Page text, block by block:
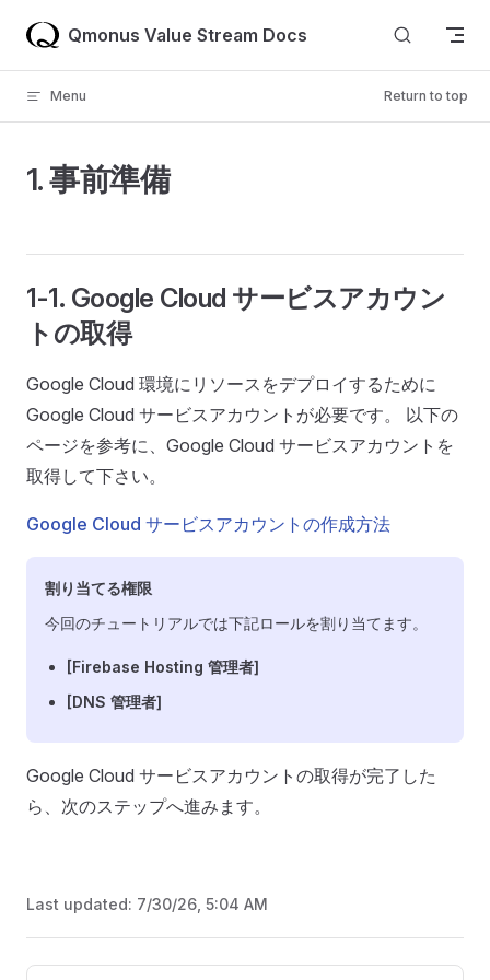
Skip to content
Qmonus Value Stream Docs
Menu Return to top
1. 事前準備
1-1. Google Cloud サービスアカウン
トの取得
Google Cloud 環境にリソースをデプロイするために
Google Cloud サービスアカウントが必要です。 以下の
ページを参考に、Google Cloud サービスアカウントを
取得して下さい。
Google Cloud サービスアカウントの作成方法
割り当てる権限
今回のチュートリアルでは下記ロールを割り当てます。
[Firebase Hosting 管理者]
[DNS 管理者]
Google Cloud サービスアカウントの取得が完了した
ら、次のステップへ進みます。
Last updated: 7/30/26, 5:04 AM